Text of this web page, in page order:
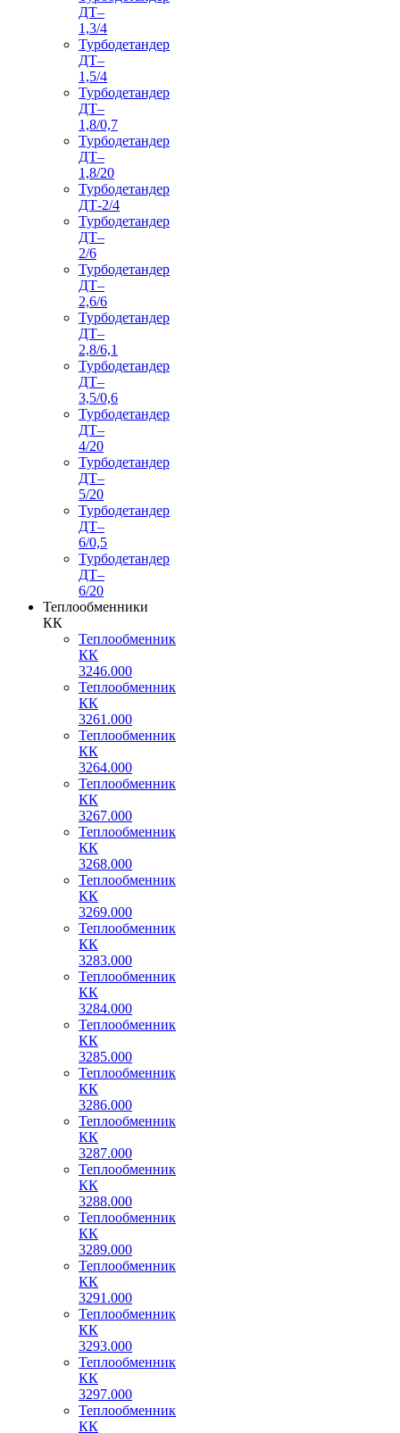
ДТ–
1,3/4
Турбодетандер
ДТ–
1,5/4
Турбодетандер
ДТ–
1,8/0,7
Турбодетандер
ДТ–
1,8/20
Турбодетандер
ДТ-2/4
Турбодетандер
ДТ–
2/6
Турбодетандер
ДТ–
2,6/6
Турбодетандер
ДТ–
2,8/6,1
Турбодетандер
ДТ–
3,5/0,6
Турбодетандер
ДТ–
4/20
Турбодетандер
ДТ–
5/20
Турбодетандер
ДТ–
6/0,5
Турбодетандер
ДТ–
6/20
Теплообменники
КК
Теплообменник
КК
3246.000
Теплообменник
КК
3261.000
Теплообменник
КК
3264.000
Теплообменник
КК
3267.000
Теплообменник
КК
3268.000
Теплообменник
КК
3269.000
Теплообменник
КК
3283.000
Теплообменник
КК
3284.000
Теплообменник
КК
3285.000
Теплообменник
КК
3286.000
Теплообменник
КК
3287.000
Теплообменник
КК
3288.000
Теплообменник
КК
3289.000
Теплообменник
КК
3291.000
Теплообменник
КК
3293.000
Теплообменник
КК
3297.000
Теплообменник
КК